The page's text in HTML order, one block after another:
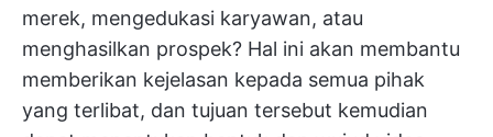
merek, mengedukasi karyawan, atau
menghasilkan prospek? Hal ini akan membantu
memberikan kejelasan kepada semua pihak
yang terlibat, dan tujuan tersebut kemudian